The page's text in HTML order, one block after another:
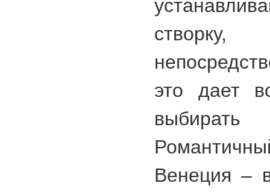
это дает
Венеция –